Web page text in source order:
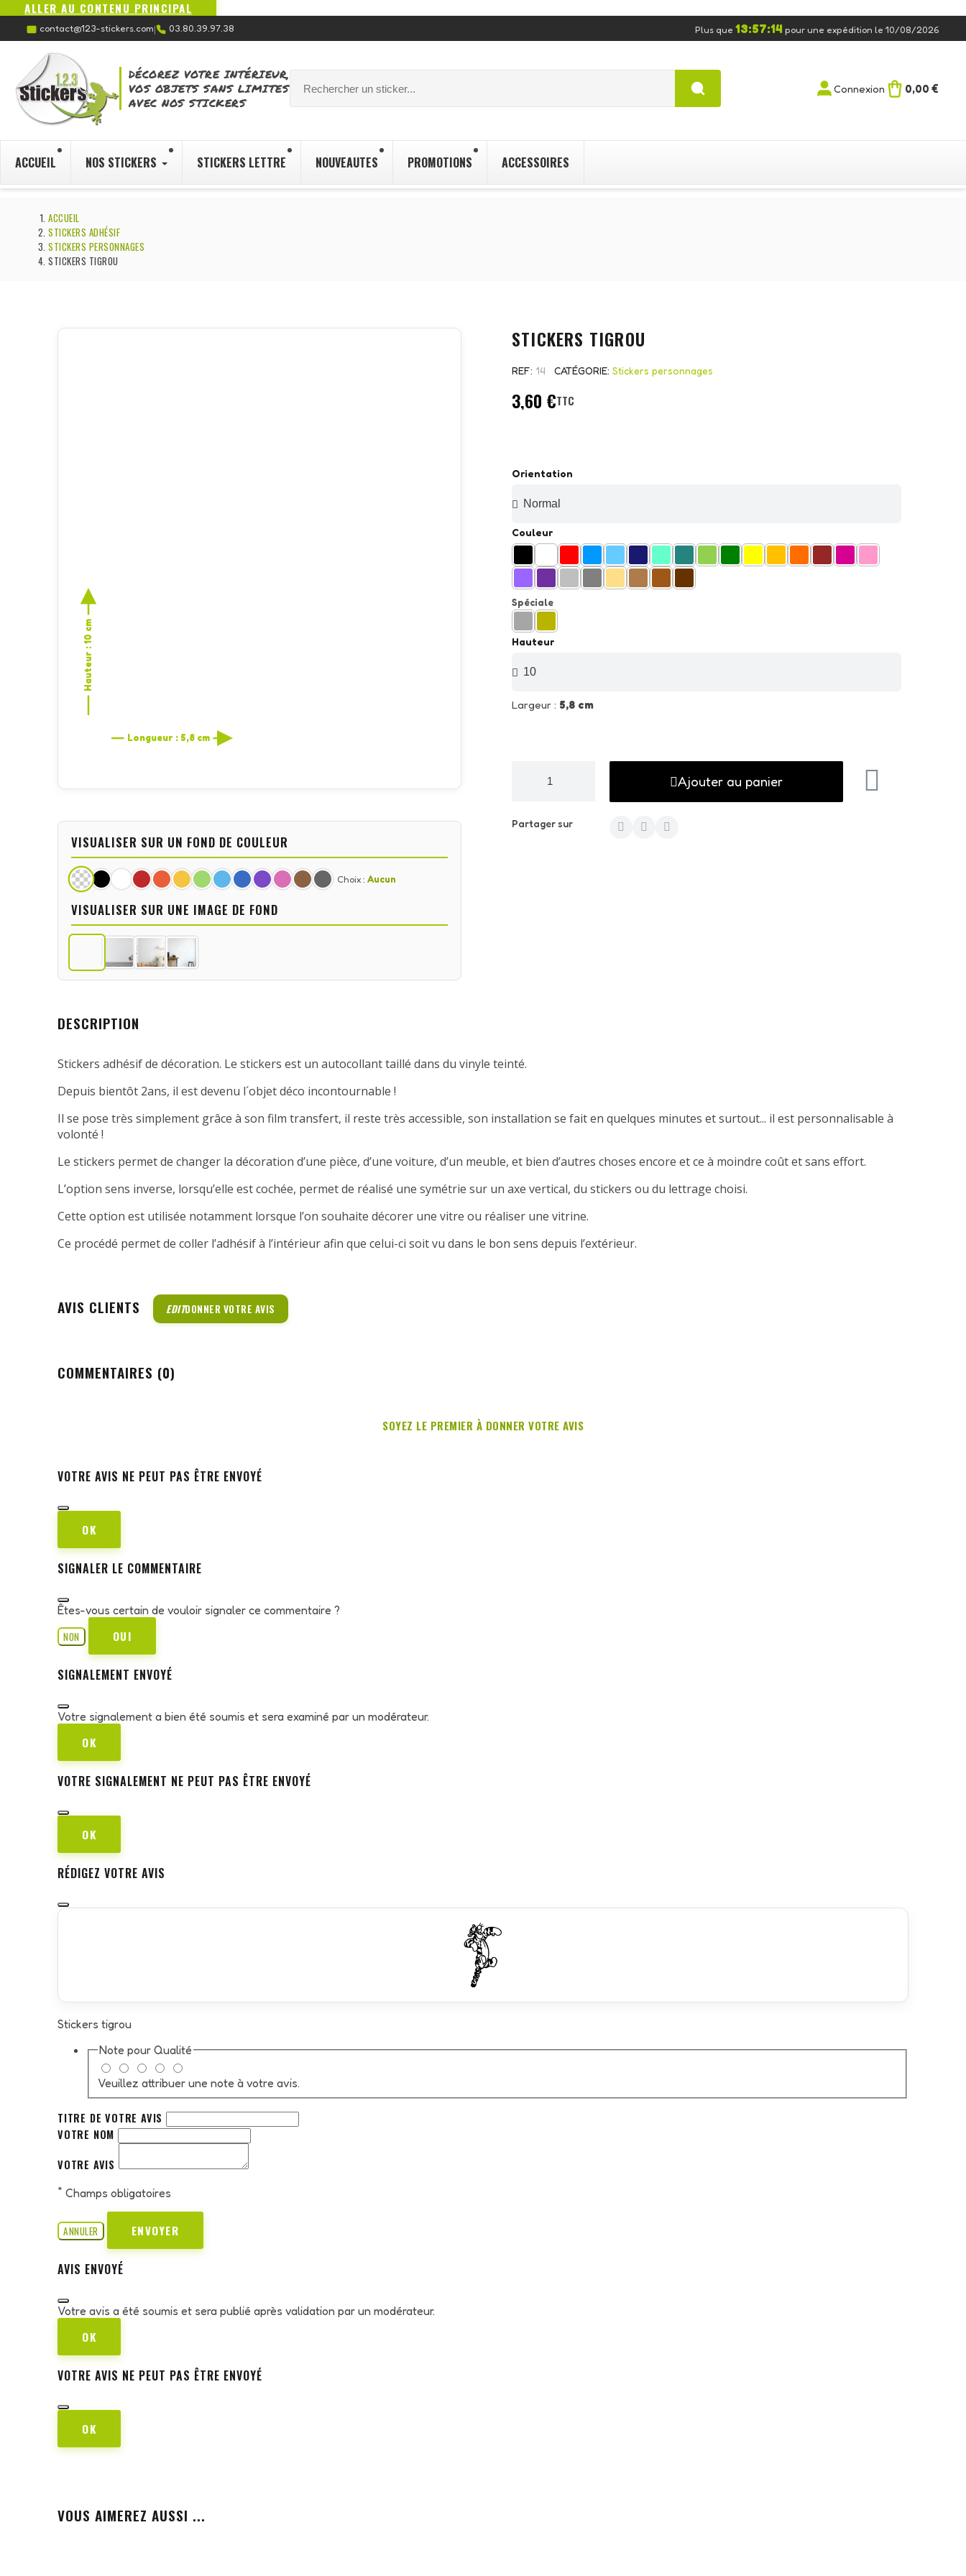
ALLER AU CONTENU PRINCIPAL
contact@123-stickers.com| 03.80.39.97.38 Plus que 13:57:13 pour une expédition le 10/08/2026
DÉCOREZ VOTRE INTÉRIEUR,
VOS OBJETS SANS LIMITES
AVEC NOS STICKERS
Connexion 0,00 €
ACCUEIL NOS STICKERS STICKERS LETTRE NOUVEAUTES PROMOTIONS ACCESSOIRES
ACCUEIL
STICKERS ADHÉSIF
STICKERS PERSONNAGES
STICKERS TIGROU
Hauteur : 10 cm
Longueur : 5,8 cm
VISUALISER SUR UN FOND DE COULEUR
Choix : Aucun
VISUALISER SUR UNE IMAGE DE FOND
STICKERS TIGROU
REF 14 CATÉGORIE Stickers personnages
3,60 €TTC
Orientation
Couleur
Spéciale
Hauteur
Largeur : 5,8 cm
Ajouter au panier
Partager sur
DESCRIPTION
Stickers adhésif de décoration. Le stickers est un autocollant taillé dans du vinyle teinté.
Depuis bientôt 2ans, il est devenu l´objet déco incontournable !
Il se pose très simplement grâce à son film transfert, il reste très accessible, son installation se fait en quelques minutes et surtout... il est personnalisable à
volonté !
Le stickers permet de changer la décoration d’une pièce, d’une voiture, d’un meuble, et bien d’autres choses encore et ce à moindre coût et sans effort.
L’option sens inverse, lorsqu’elle est cochée, permet de réalisé une symétrie sur un axe vertical, du stickers ou du lettrage choisi.
Cette option est utilisée notamment lorsque l’on souhaite décorer une vitre ou réaliser une vitrine.
Ce procédé permet de coller l’adhésif à l’intérieur afin que celui-ci soit vu dans le bon sens depuis l’extérieur.
AVIS CLIENTS EDITDONNER VOTRE AVIS
COMMENTAIRES (0)
SOYEZ LE PREMIER À DONNER VOTRE AVIS
VOTRE AVIS NE PEUT PAS ÊTRE ENVOYÉ
OK
SIGNALER LE COMMENTAIRE
Êtes-vous certain de vouloir signaler ce commentaire ?
NON
OUI
SIGNALEMENT ENVOYÉ
Votre signalement a bien été soumis et sera examiné par un modérateur.
OK
VOTRE SIGNALEMENT NE PEUT PAS ÊTRE ENVOYÉ
OK
RÉDIGEZ VOTRE AVIS
Stickers tigrou
Note pour Qualité
Veuillez attribuer une note à votre avis.
TITRE DE VOTRE AVIS
VOTRE NOM
VOTRE AVIS
* Champs obligatoires
ANNULER ENVOYER
AVIS ENVOYÉ
Votre avis a été soumis et sera publié après validation par un modérateur.
OK
VOTRE AVIS NE PEUT PAS ÊTRE ENVOYÉ
OK
VOUS AIMEREZ AUSSI ...